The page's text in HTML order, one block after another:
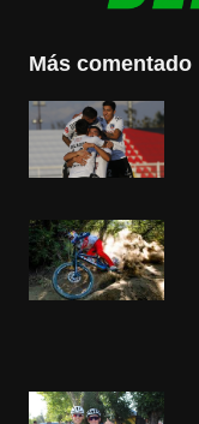
Más comentado